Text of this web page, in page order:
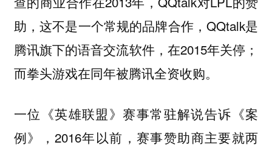
助，这不是一个常规的品牌合作，QQtalk是
腾讯旗下的语音交流软件，在2015年关停；
而拳头游戏在同年被腾讯全资收购。
一位《英雄联盟》赛事常驻解说告诉《案
例》，2016年以前，赛事赞助商主要就两